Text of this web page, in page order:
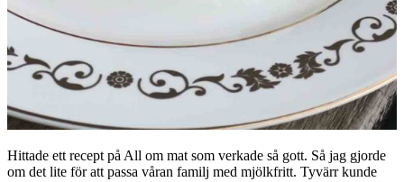
Hittade ett recept på All om mat som verkade så gott. Så jag gjorde
om det lite för att passa våran familj med mjölkfritt. Tyvärr kunde